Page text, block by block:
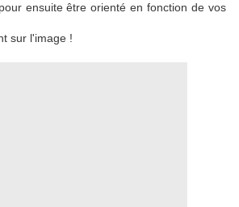
ensuite être orienté en fonction de vos
sur l'image !